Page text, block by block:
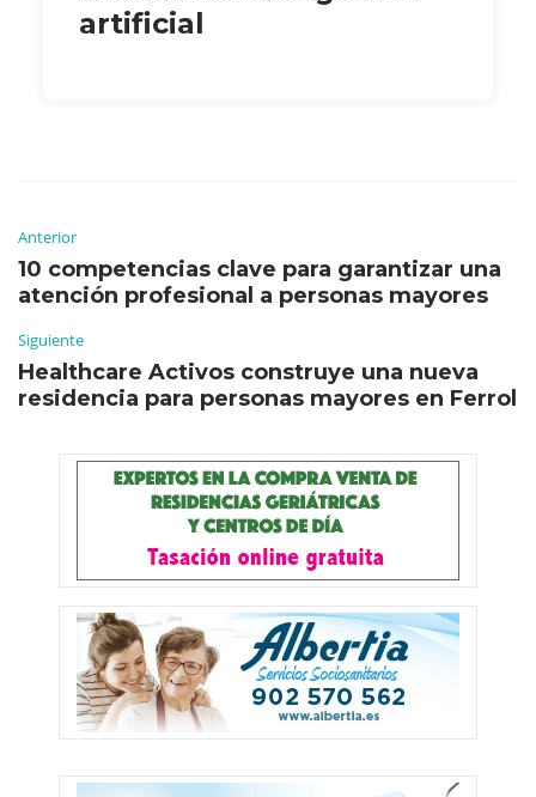
artificial
Anterior
10 competencias clave para garantizar una
atención profesional a personas mayores
Siguiente
Healthcare Activos construye una nueva
residencia para personas mayores en Ferrol